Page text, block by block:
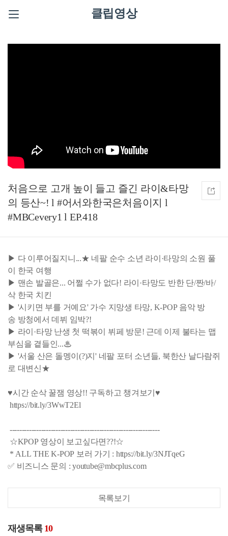
클립영상
처음으로 고개 높이 들고 즐긴 라이&타망
의 등산~! l #어서와한국은처음이지 l
#MBCevery1 l EP.418
▶ 다 이루어질지니...★ 네팔 순수 소년 라이·타망의 소원 풀
이 한국 여행
▶ 맨손 발골은... 어쩔 수가 없다! 라이·타망도 반한 단/짠/바/
삭 한국 치킨
▶ '시키면 부를 거예요' 가수 지망생 타망, K-POP 음악 방
송 방청에서 데뷔 임박?!
▶ 라이·타망 난생 첫 떡볶이 뷔페 방문! 근데 이제 불타는 맵
부심을 곁들인...♨
▶ '서울 산은 돌멩이(?)지' 네팔 포터 소년들, 북한산 날다람쥐
로 대변신★
♥시간 순삭 꿀잼 영상!! 구독하고 챙겨보기♥
https://bit.ly/3WwT2El
--------------------------------------------------------------
☆KPOP 영상이 보고싶다면??!☆
* ALL THE K-POP 보러 가기 : https://bit.ly/3NJTqeG
✅ 비즈니스 문의 : youtube@mbcplus.com
목록보기
재생목록 10